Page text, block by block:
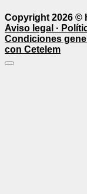
Copyright 2026 ©
Aviso legal ·
Condiciones
con Cetelem